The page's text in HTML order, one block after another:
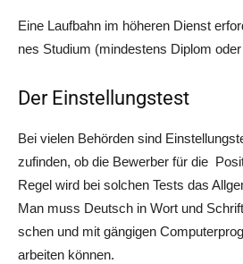
Eine Lauf­bahn im höhe­ren Dienst
nes Stu­di­um (min­des­tens Diplom
Der Einstellungstest
Bei vie­len Behör­den sind
zu­fin­den, ob die Bewer­ber für die
Regel wird bei sol­chen Tests das
Man muss Deutsch in Wort und
schen und mit gän­gi­gen
arbei­ten können.